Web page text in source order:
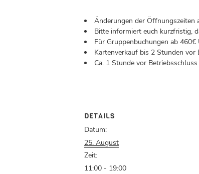
Änderungen der
Bitte informiert euch kurzfristig,
Für Gruppenbuchungen ab
Kartenverkauf bis 2 Stunden vor
Ca. 1 Stunde vor
DETAILS
Datum:
25. August
Zeit:
11:00 - 19:00